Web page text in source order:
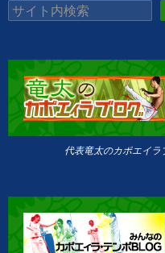
代表竜太のカポエイ